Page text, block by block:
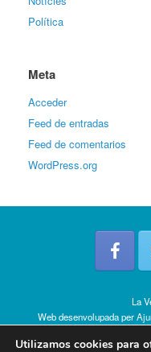
Política
Meta
Acceder
Feed de entradas
Feed de comentarios
WordPress.org
La
Web desenvolupada per
Utilizamos cookies para